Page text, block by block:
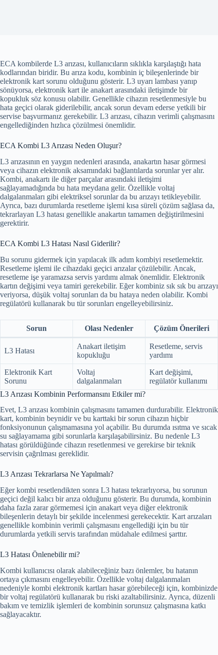
ECA kombilerde L3 arızası, kullanıcıların sıklıkla karşılaştığı hata
kodlarından biridir. Bu arıza kodu, kombinin iç bileşenlerinde bir
elektronik kart sorunu olduğunu gösterir. L3 uyarı lambası yanıp
sönüyorsa, elektronik kart ile anakart arasındaki iletişimde bir
kopukluk söz konusu olabilir. Genellikle cihazın resetlenmesiyle bu
hata geçici olarak giderilebilir, ancak sorun devam ederse yetkili bir
servise başvurmanız gerekebilir. L3 arızası, cihazın verimli çalışmasını
engellediğinden hızlıca çözülmesi önemlidir.
ECA Kombi L3 Arızası Neden Oluşur?
L3 arızasının en yaygın nedenleri arasında, anakartın hasar görmesi
veya cihazın elektronik aksamındaki bağlantılarda sorunlar yer alır.
Kombi, anakartı ile diğer parçalar arasındaki iletişimi
sağlayamadığında bu hata meydana gelir. Özellikle voltaj
dalgalanmaları gibi elektriksel sorunlar da bu arızayı tetikleyebilir.
Ayrıca, bazı durumlarda resetleme işlemi kısa süreli çözüm sağlasa da,
tekrarlayan L3 hatası genellikle anakartın tamamen değiştirilmesini
gerektirir.
ECA Kombi L3 Hatası Nasıl Giderilir?
Bu sorunu gidermek için yapılacak ilk adım kombiyi resetlemektir.
Resetleme işlemi ile cihazdaki geçici arızalar çözülebilir. Ancak,
resetleme işe yaramazsa servis yardımı almak önemlidir. Elektronik
kartın değişimi veya tamiri gerekebilir. Eğer kombiniz sık sık bu arızayı
veriyorsa, düşük voltaj sorunları da bu hataya neden olabilir. Kombi
regülatörü kullanarak bu tür sorunları engelleyebilirsiniz.
Sorun Olası Nedenler Çözüm Önerileri
L3 Hatası
Anakart iletişim
kopukluğu
Resetleme, servis
yardımı
Elektronik Kart
Sorunu
Voltaj
dalgalanmaları
Kart değişimi,
regülatör kullanımı
L3 Arızası Kombinin Performansını Etkiler mi?
Evet, L3 arızası kombinin çalışmasını tamamen durdurabilir. Elektronik
kart, kombinin beynidir ve bu karttaki bir sorun cihazın hiçbir
fonksiyonunun çalışmamasına yol açabilir. Bu durumda ısıtma ve sıcak
su sağlayamama gibi sorunlarla karşılaşabilirsiniz. Bu nedenle L3
hatası görüldüğünde cihazın resetlenmesi ve gerekirse bir teknik
servisin çağrılması gereklidir.
L3 Arızası Tekrarlarsa Ne Yapılmalı?
Eğer kombi resetlendikten sonra L3 hatası tekrarlıyorsa, bu sorunun
geçici değil kalıcı bir arıza olduğunu gösterir. Bu durumda, kombinin
daha fazla zarar görmemesi için anakart veya diğer elektronik
bileşenlerin detaylı bir şekilde incelenmesi gerekecektir. Kart arızaları
genellikle kombinin verimli çalışmasını engellediği için bu tür
durumlarda yetkili servis tarafından müdahale edilmesi şarttır.
L3 Hatası Önlenebilir mi?
Kombi kullanıcısı olarak alabileceğiniz bazı önlemler, bu hatanın
ortaya çıkmasını engelleyebilir. Özellikle voltaj dalgalanmaları
nedeniyle kombi elektronik kartları hasar görebileceği için, kombinizde
bir voltaj regülatörü kullanarak bu riski azaltabilirsiniz. Ayrıca, düzenli
bakım ve temizlik işlemleri de kombinin sorunsuz çalışmasına katkı
sağlayacaktır.